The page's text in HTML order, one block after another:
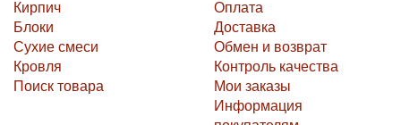
Кирпич
Блоки
Сухие смеси
Кровля
Поиск товара
Оплата
Доставка
Обмен и возврат
Контроль качества
Мои заказы
Информация